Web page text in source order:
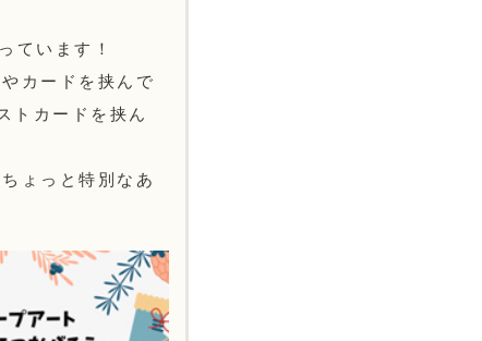
ています！
カードを挟んで
トカードを挟ん
ょっと特別なあ